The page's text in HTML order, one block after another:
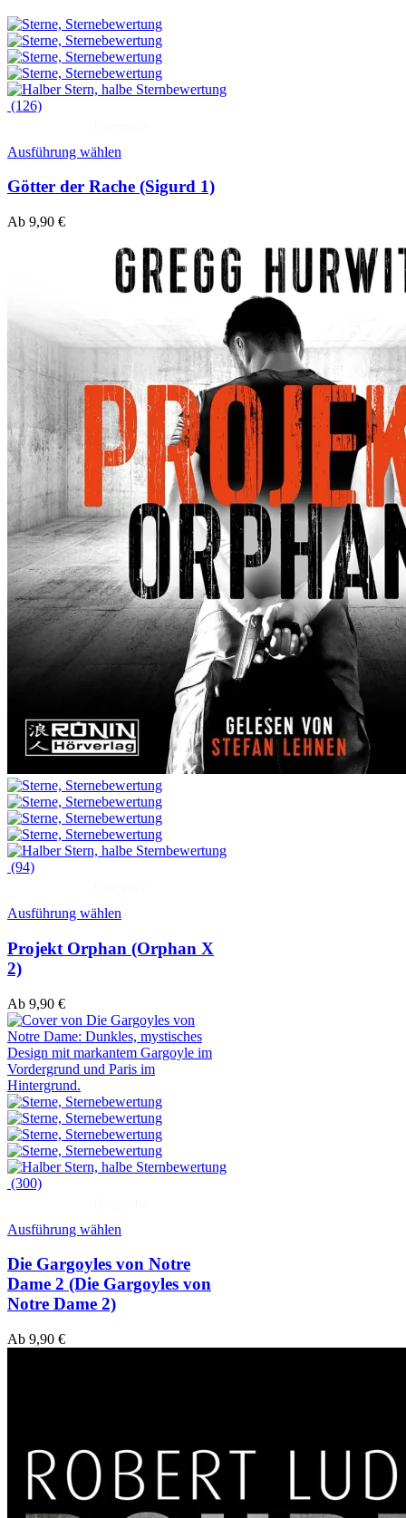
(126)
Ausführung wählen
Götter der Rache (Sigurd 1)
Ab 9,90 €
(94)
Ausführung wählen
Projekt Orphan (Orphan X
2)
Ab 9,90 €
(300)
Ausführung wählen
Die Gargoyles von Notre
Dame 2 (Die Gargoyles von
Notre Dame 2)
Ab 9,90 €